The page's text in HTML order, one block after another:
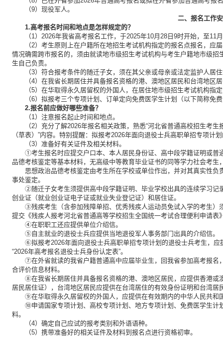
（9）现役军人。
二、报名工作
1.高考报名时间和地点是怎样规定的？
（1）2026年我省高考报名工作，于2025年10月28日9时开始，至11
（2）考生原则上在户籍所在地招生考试机构指定的报名点报名，
情况确需跨市报名的，须由就读地市级招生考试机构与考生户籍地市级
生自己负责。
（3）符合报考条件的随迁子女，须在其父亲或母亲或法定监护人居
（4）在我省长期居住并具备报名资格的港、澳地区居民和台湾地区
（5）在华取得永久居留权的外国人，在居住地市级招生考试机构指
（6）拟报考三个专项计划、订单定向免费医学生计划（以下简称
2.报名前应做好哪些准备？
（1）注意报名起止时间和地点。
（2）充分了解2026年报名相关政策，熟悉“河北省普通高校招生考
（草表）”内容。特别提醒：拟报考2026年面向退役士兵高职单招专项计
（3）准备好有关证件及相关材料。
①考生报名时应提交户口本、本人居民身份证、高中段学籍证明或
品德考核鉴定等基本材料，无高级中等教育毕业证书的同等学力社会考
思想政治品德考核鉴定由考生所在学校或单位作出，并对其真实性
事处鉴定。
②随迁子女考生须提供高中段学籍证明、毕业学校出具的连续学习
创业证（就业创业证电子证或就业失业登记证）和居住证。
③残疾考生（含参加残障单招、优秀残疾人运动员免试入学的考生
提交《残疾人报考河北省普通高等学校招生全国统一考试合理便利申请表
④在职职工还应提供单位介绍信。
⑤自主就业的退役士兵应提供当地退役军人事务部门出具的介绍信。
⑥拟报考2026年面向退役士兵高职单招专项计划的退役士兵考生，应
“2026年高考报名退役士兵身份认定表”。
⑦在外省就读的我省户籍普通高中应届毕业生，回我省参加高考报
合评价信息材料。
⑧在我省长期居住并具备报名资格的港、澳地区居民，应提供香港
居民居住证），台湾地区居民应提供在台湾居住的有效身份证明和台湾
⑨在华取得永久居留权的外国人，应提供在有效期内的中华人民共和
⑩申请国家专项计划、高校专项计划、地方专项计划、免费医学生
料。
（4）确定自己应试的报考类别和外语语种。
（5）携带准备好的相关证件及材料到报名点进行资格初审。